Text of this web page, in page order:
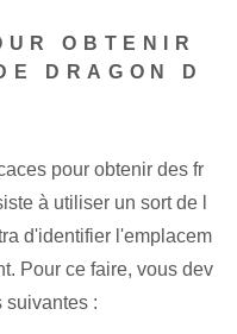
OBTENIR
DRAGON D
pour obtenir des fr
à utiliser un sort de l
d'identifier l'emplacem
Pour ce faire, vous dev
suivantes :